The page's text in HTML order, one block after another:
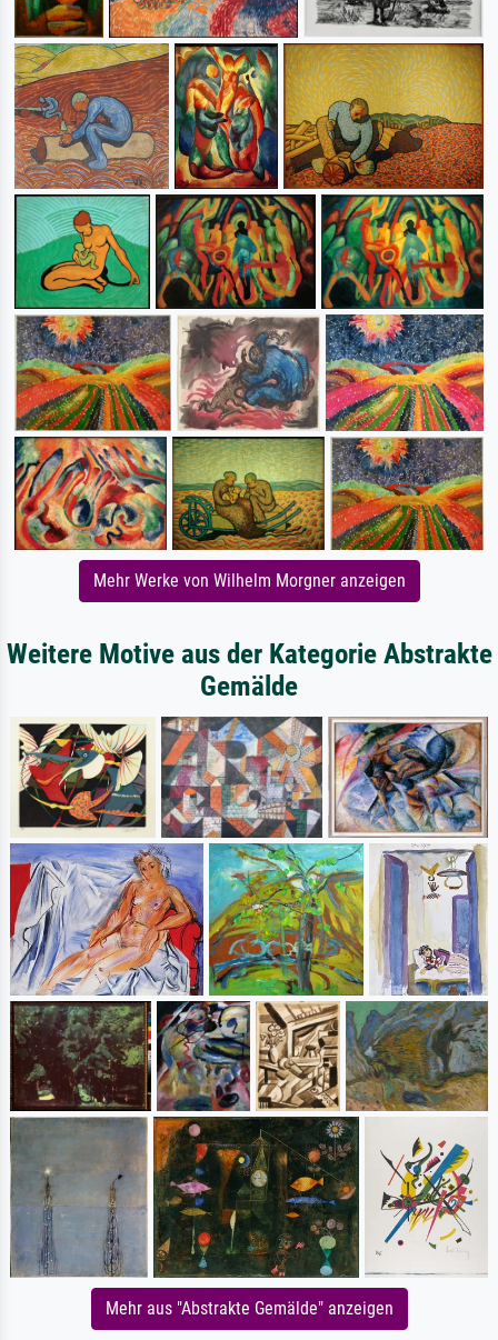
Mehr Werke von Wilhelm Morgner anzeigen
Weitere Motive aus der Kategorie Abstrakte
Gemälde
Mehr aus "Abstrakte Gemälde" anzeigen